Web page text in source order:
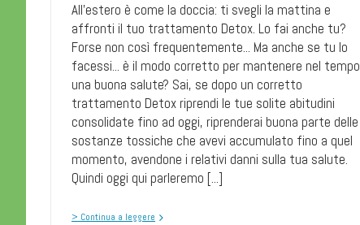
All'estero è come la doccia: ti svegli la mattina e
affronti il tuo trattamento Detox. Lo fai anche tu?
Forse non così frequentemente... Ma anche se tu lo
facessi... è il modo corretto per mantenere nel tempo
una buona salute? Sai, se dopo un corretto
trattamento Detox riprendi le tue solite abitudini
consolidate fino ad oggi, riprenderai buona parte delle
sostanze tossiche che avevi accumulato fino a quel
momento, avendone i relativi danni sulla tua salute.
Quindi oggi qui parleremo [...]
> Continua a leggere